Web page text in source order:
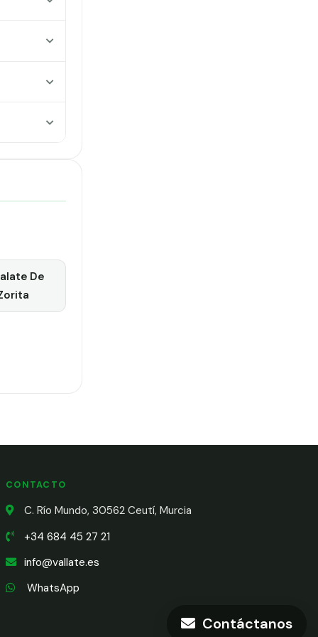
De
Contáctanos
CONTACTO
C. Río Mundo, 30562 Ceutí, Murcia
+34 684 45 27 21
info@vallate.es
WhatsApp